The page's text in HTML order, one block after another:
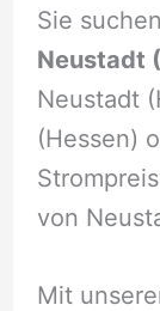
Sie
Neustadt
Neustadt
(Hessen)
von
Mit